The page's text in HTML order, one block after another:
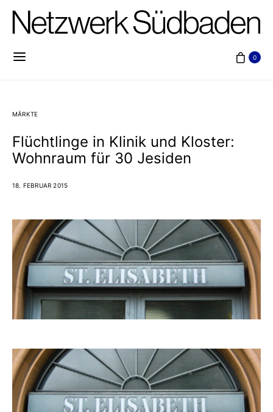
0
MÄRKTE
Flüchtlinge in Klinik und Kloster:
Wohnraum für 30 Jesiden
18. FEBRUAR 2015